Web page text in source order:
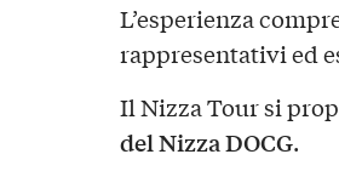
L’esperienza
rappresentativi ed
Il Nizza Tour si
del Nizza DOCG.